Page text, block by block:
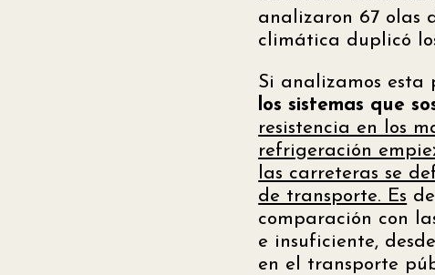
analizaron 67 olas
climática duplicó
Si analizamos esta
los sistemas que
resistencia en los
refrigeración
las carreteras se
de transporte. Es
comparación con
e insuficiente,
en el transporte